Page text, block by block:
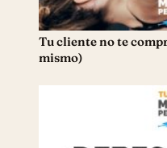
Tu cliente no te
mismo)